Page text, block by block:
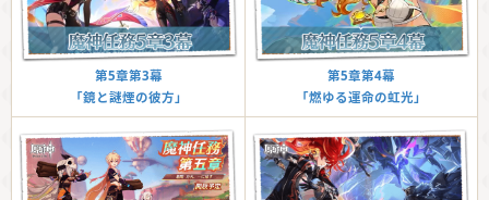
第5章第3幕
「鏡と謎煙の彼方」
第5章第4幕
「燃ゆる運命の虹光」